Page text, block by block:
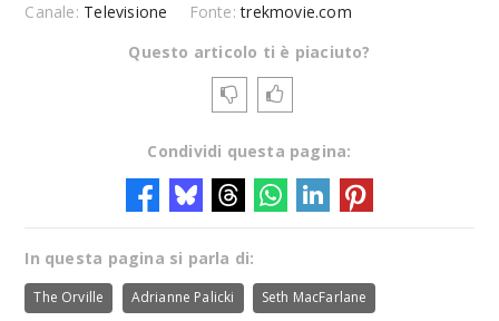
Canale: Televisione Fonte:trekmovie.com
Questo articolo ti è piaciuto?
Condividi questa pagina:
In questa pagina si parla di:
The Orville Adrianne Palicki Seth MacFarlane